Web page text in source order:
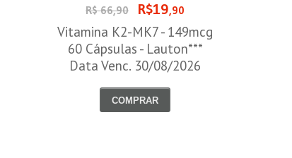
R$ 66,90 R$19,90
Vitamina K2-MK7 - 149mcg
60 Cápsulas - Lauton***
Data Venc. 30/08/2026
COMPRAR